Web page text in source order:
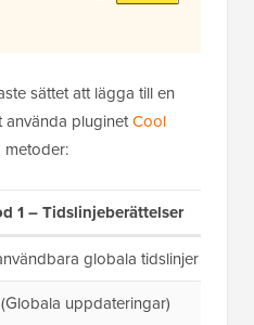
sättet att lägga till en
använda pluginetCool
metoder:
1 – Tidslinjeberättelser
globala tidslinjer
uppdateringar)